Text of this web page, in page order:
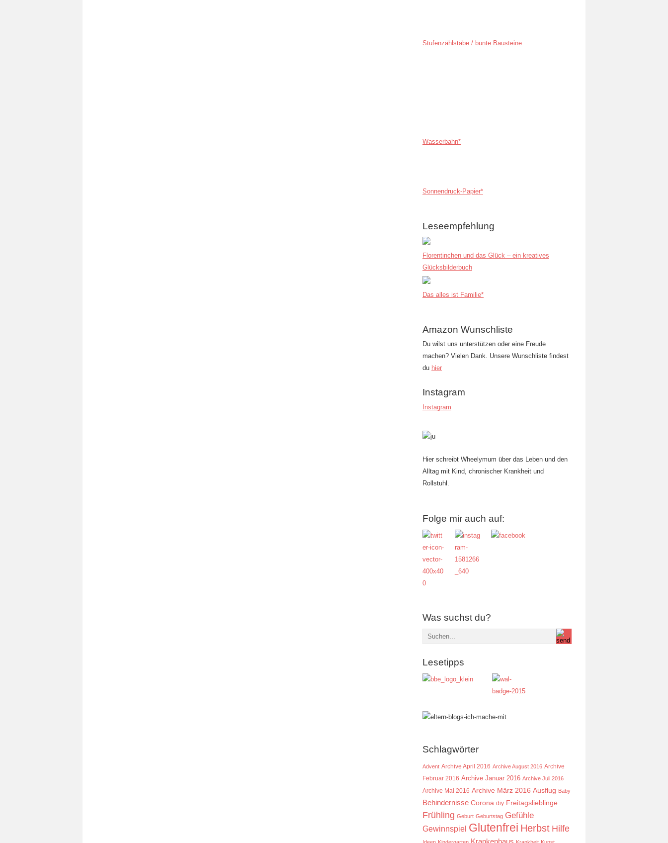
Stufenzählstäbe / bunte Bausteine
Wasserbahn*
Sonnendruck-Papier*
Leseempfehlung
Florentinchen und das Glück – ein kreatives
Glücksbilderbuch
Das alles ist Familie*
Amazon Wunschliste
Du wilst uns unterstützen oder eine Freude
machen? Vielen Dank. Unsere Wunschliste findest
du hier
Instagram
Instagram
Hier schreibt Wheelymum über das Leben und den
Alltag mit Kind, chronischer Krankheit und
Rollstuhl.
Folge mir auch auf:
Was suchst du?
Lesetipps
Schlagwörter
Advent Archive April 2016 Archive August 2016 Archive
Februar 2016 Archive Januar 2016 Archive Juli 2016
Archive Mai 2016 Archive März 2016 Ausflug Baby
Behindernisse Corona diy Freitagslieblinge
Frühling Geburt Geburtstag Gefühle
Gewinnspiel Glutenfrei Herbst Hilfe
Krankenhaus